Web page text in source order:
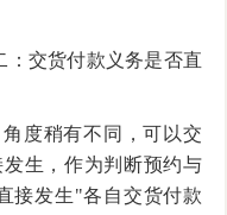
：交货付款义务是否直
度稍有不同，可以交
生，作为判断预约与
接发生"各自交货付款